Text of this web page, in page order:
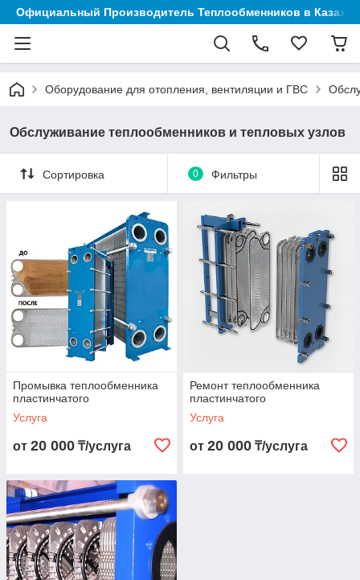
Официальный Производитель Теплообменников в
Оборудование для отопления, вентиляции и ГВС
Обслуживание теплообменников и тепловых узлов
Сортировка 0 Фильтры
Промывка теплообменника
пластинчатого
Услуга
от 20 000 ₸/услуга
Ремонт теплообменника
пластинчатого
Услуга
от 20 000 ₸/услуга